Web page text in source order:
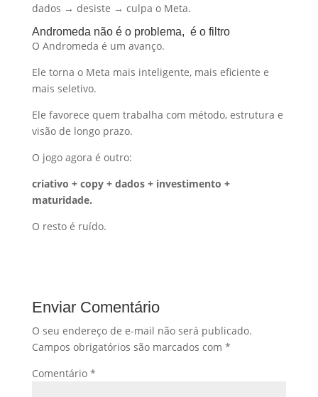
dados → desiste → culpa o Meta.
Andromeda não é o problema, é o filtro
O Andromeda é um avanço.
Ele torna o Meta mais inteligente, mais eficiente e
mais seletivo.
Ele favorece quem trabalha com método, estrutura e
visão de longo prazo.
O jogo agora é outro:
criativo + copy + dados + investimento +
maturidade.
O resto é ruído.
Enviar Comentário
O seu endereço de e-mail não será publicado.
Campos obrigatórios são marcados com *
Comentário *